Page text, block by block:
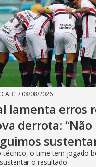
ABC / 08/08/2026
lamenta erros
derrota: “Não
técnico, o time tem jogado
o resultado